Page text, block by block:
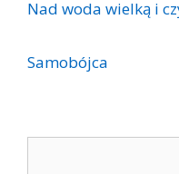
Nad woda wielką i
Samobójca